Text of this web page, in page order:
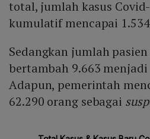
total, jumlah kasus
kumulatif mencapai
Sedangkan jumlah
bertambah 9.663 menjadi
Adapun, pemerintah
62.290 orang sebagai